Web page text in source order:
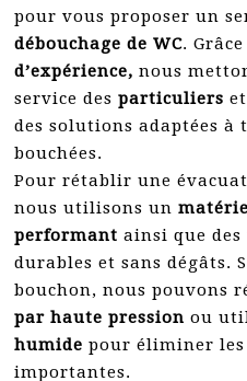
pour vous proposer un
débouchage de WC.
d’expérience, nous
service des particuliers
des solutions adaptées à
bouchées.
Pour rétablir une
nous utilisons un
performant ainsi que des
durables et sans dégâts.
bouchon, nous pouvons
par haute pression ou
humide pour éliminer
importantes.